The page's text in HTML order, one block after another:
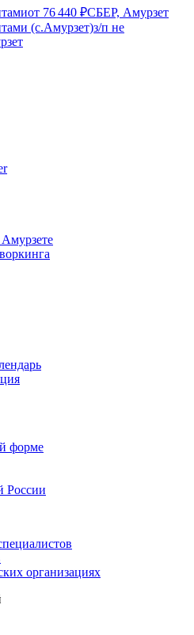
от 76 440 ₽СБЕР, Амурзет
(с.Амурзет)з/п не
форме
России
организациях